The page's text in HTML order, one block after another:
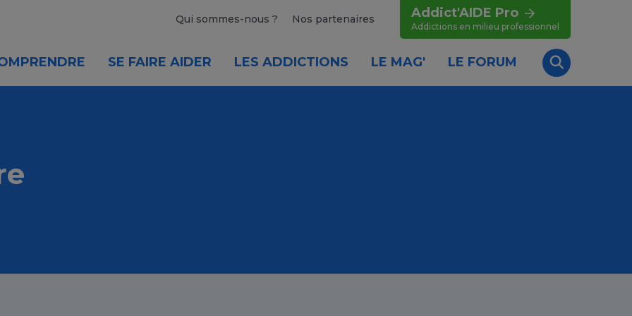
Qui sommes-nous ? Nos partenaires Addict'AIDE Pro
Addictions en milieu professionnel
SE FAIRE AIDER LES ADDICTIONS LE MAG' LE FORUM
Recherche